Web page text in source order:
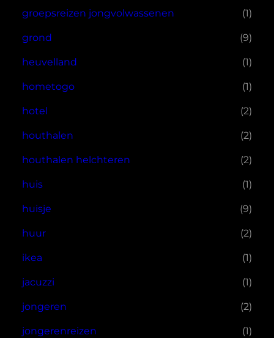
groepsreizen jongvolwassenen (1)
grond (9)
heuvelland (1)
hometogo (1)
hotel (2)
houthalen (2)
houthalen helchteren (2)
huis (1)
huisje (9)
huur (2)
ikea (1)
jacuzzi (1)
jongeren (2)
jongerenreizen (1)